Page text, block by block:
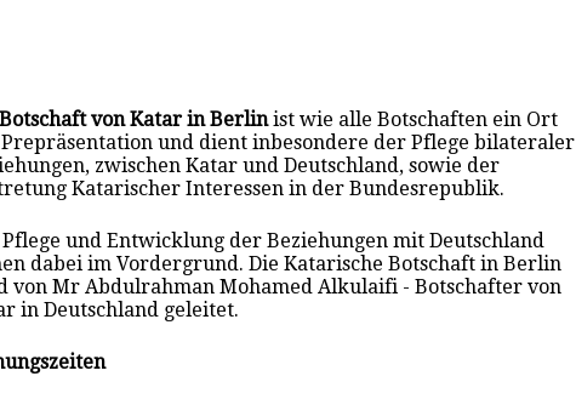
von Katar in Berlinist wie alle Botschaften ein Ort
und dient inbesondere der Pflege bilateraler
zwischen Katar und Deutschland, sowie der
Katarischer Interessen in der Bundesrepublik.
und Entwicklung der Beziehungen mit Deutschland
dabei im Vordergrund. Die Katarische Botschaft in Berlin
von Mr Abdulrahman Mohamed Alkulaifi - Botschafter von
in Deutschland geleitet.